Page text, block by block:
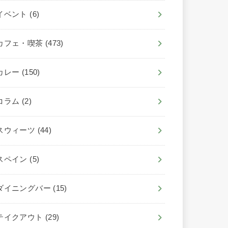
ベント (6)
フェ・喫茶 (473)
レー (150)
ラム (2)
ウィーツ (44)
ペイン (5)
イニングバー (15)
イクアウト (29)